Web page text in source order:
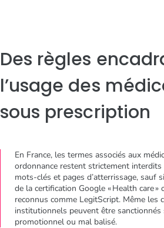
Des règles
l’usage des
sous prescription
En France, les termes associés aux
ordonnance restent strictement interdits
mots-clés et pages d’atterrissage, sauf
de la certification Google « Health care »
reconnus comme LegitScript. Même les
institutionnels peuvent être
promotionnel ou mal balisé.